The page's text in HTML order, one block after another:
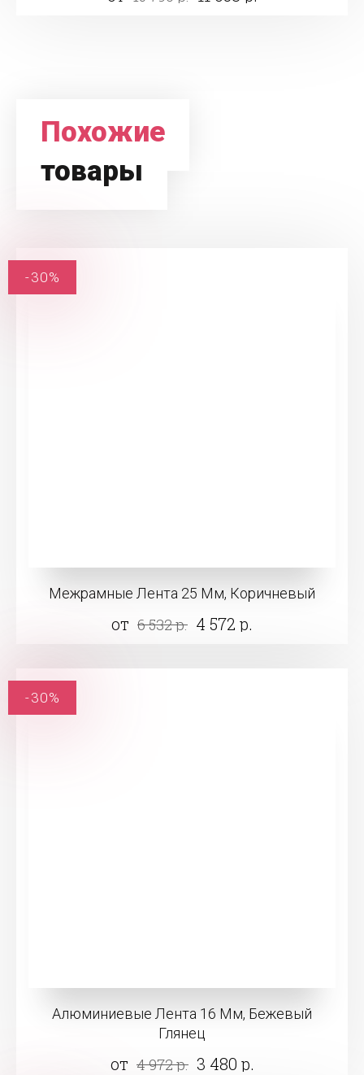
Похожие
товары
Межрамные Лента 25 Мм, Коричневый
от 6 532 р. 4 572 р.
-30%
Алюминиевые Лента 16 Мм, Бежевый
Глянец
от 4 972 р. 3 480 р.
-30%